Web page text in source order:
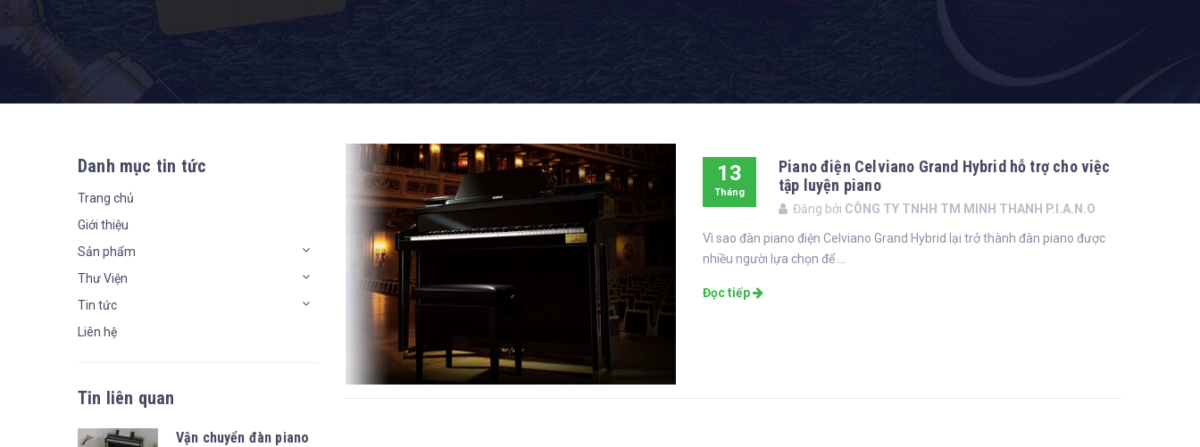
13
Tháng
Piano điện Celviano Grand Hybrid hỗ trợ cho việc
tập luyện piano
Đăng bởi CÔNG TY TNHH TM MINH THANH P.I.A.N.O
Vì sao đàn piano điện Celviano Grand Hybrid lại trở thành đàn piano được
nhiều người lựa chọn để ...
Đọc tiếp
Danh mục tin tức
Trang chủ
Giới thiệu
Sản phẩm
Thư Viện
Tin tức
Liên hệ
Tin liên quan
Vận chuyển đàn piano